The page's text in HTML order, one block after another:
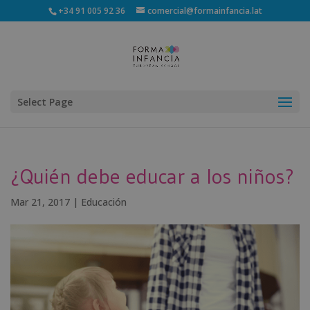
+34 91 005 92 36 comercial@formainfancia.lat
Select Page
¿Quién debe educar a los niños?
Mar 21, 2017 | Educación